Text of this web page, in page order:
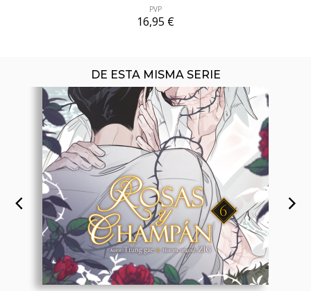
PVP
16,95 €
DE ESTA MISMA SERIE